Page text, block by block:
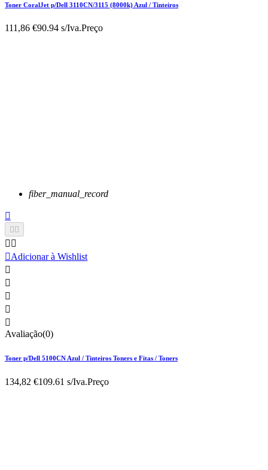
Toner CoralJet p/Dell 3110CN/3115 (8000k) Azul / Tinteiros
111,86 €90.94 s/Iva.Preço
fiber_manual_record

 
 
Adicionar à Wishlist





Avaliação(0)
Toner p/Dell 5100CN Azul / Tinteiros Toners e Fitas / Toners
134,82 €109.61 s/Iva.Preço